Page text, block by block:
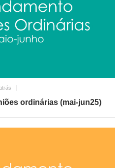
ordinárias (mai-jun25)